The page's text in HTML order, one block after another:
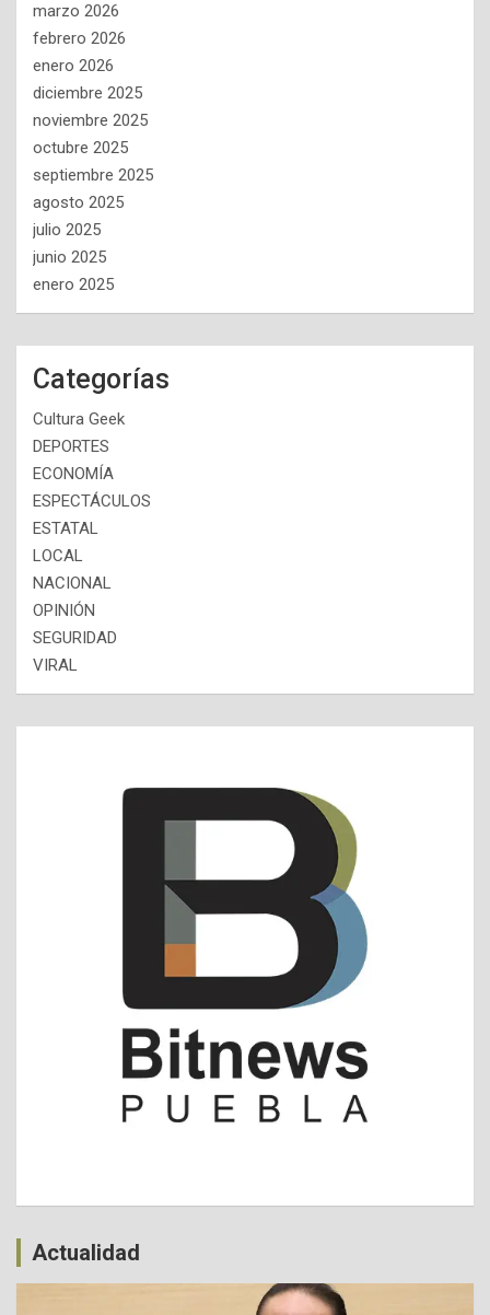
marzo 2026
febrero 2026
enero 2026
diciembre 2025
noviembre 2025
octubre 2025
septiembre 2025
agosto 2025
julio 2025
junio 2025
enero 2025
Categorías
Cultura Geek
DEPORTES
ECONOMÍA
ESPECTÁCULOS
ESTATAL
LOCAL
NACIONAL
OPINIÓN
SEGURIDAD
VIRAL
Actualidad